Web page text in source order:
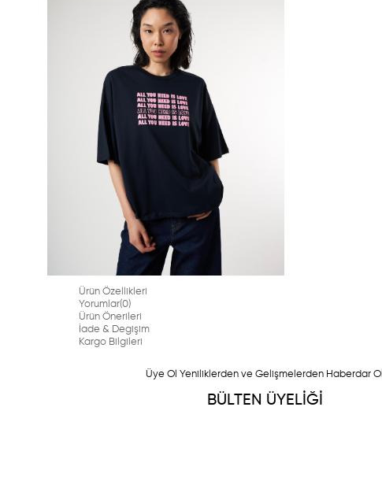
Ürün Özellikleri
Yorumlar(0)
Ürün Önerileri
İade & Degişim
Kargo Bilgileri
Üye Ol Yeniliklerden ve Gelişmelerden Haberdar Ol
BÜLTEN ÜYELİĞİ